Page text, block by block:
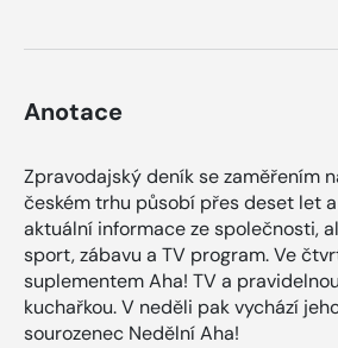
Anotace
Zpravodajský deník se zaměřením
českém trhu působí přes deset let
aktuální informace ze společnosti,
sport, zábavu a TV program. Ve
suplementem Aha! TV a
kuchařkou. V neděli pak vychází
sourozenec Nedělní Aha!